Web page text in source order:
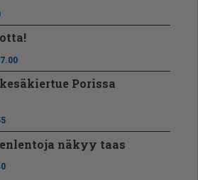
Porissa
näkyy taas